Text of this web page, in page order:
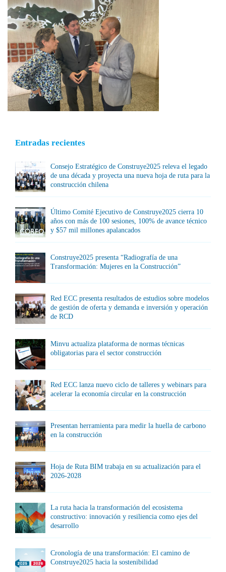
Entradas recientes
Consejo Estratégico de Construye2025 releva el legado
de una década y proyecta una nueva hoja de ruta para la
construcción chilena
Último Comité Ejecutivo de Construye2025 cierra 10
años con más de 100 sesiones, 100% de avance técnico
y $57 mil millones apalancados
Construye2025 presenta “Radiografía de una
Transformación: Mujeres en la Construcción”
Red ECC presenta resultados de estudios sobre modelos
de gestión de oferta y demanda e inversión y operación
de RCD
Minvu actualiza plataforma de normas técnicas
obligatorias para el sector construcción
Red ECC lanza nuevo ciclo de talleres y webinars para
acelerar la economía circular en la construcción
Presentan herramienta para medir la huella de carbono
en la construcción
Hoja de Ruta BIM trabaja en su actualización para el
2026-2028
La ruta hacia la transformación del ecosistema
constructivo: innovación y resiliencia como ejes del
desarrollo
Cronología de una transformación: El camino de
Construye2025 hacia la sostenibilidad